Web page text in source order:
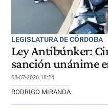
LEGISLATURA DE CÓRDOBA
Ley Antibúnker:
sanción unánime
08-07-2026 18:24
RODRIGO MIRANDA